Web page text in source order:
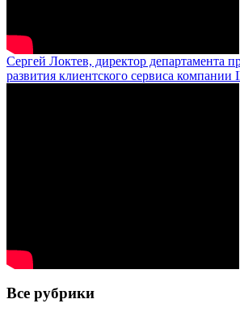
Сергей Локтев, директор департамента
развития клиентского сервиса
Все рубрики